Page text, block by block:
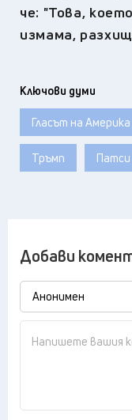
че: "Това,
измама,
Ключови думи
Гласът на Америка
Тръмп Патси
Добави